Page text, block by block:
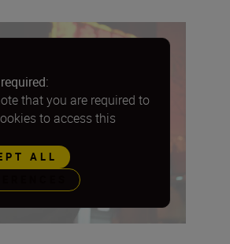
that you are required to
to access this
ALL